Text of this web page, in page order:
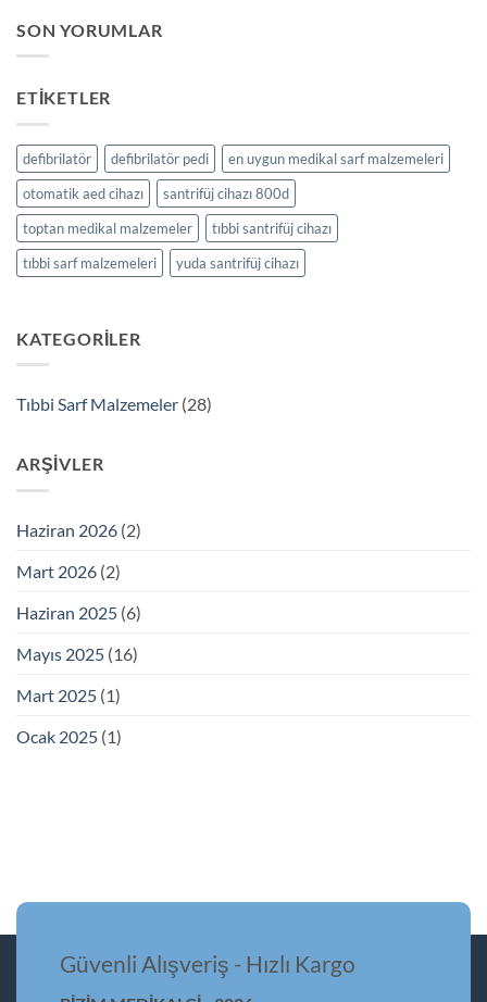
Satışı:
Alışverişin
SON YORUMLAR
ETIKETLER
defibrilatör defibrilatör pedi
en uygun medikal sarf malzemeleri
otomatik aed cihazı
santrifüj cihazı 800d
toptan medikal malzemeler
tıbbi santrifüj cihazı
tıbbi sarf malzemeleri
yuda santrifüj cihazı
KATEGORILER
Tıbbi Sarf Malzemeler (28)
ARŞIVLER
Haziran 2026 (2)
Mart 2026 (2)
Haziran 2025 (6)
Mayıs 2025 (16)
Mart 2025 (1)
Ocak 2025 (1)
Güvenli Alışveriş - Hızlı Kargo